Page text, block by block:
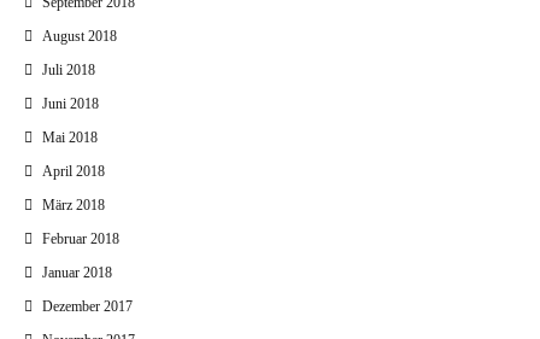
August 2018
Juli 2018
Juni 2018
Mai 2018
April 2018
März 2018
Februar 2018
Januar 2018
Dezember 2017